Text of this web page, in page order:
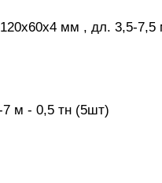
мм , дл. 3,5-
7 м - 0,5 тн (5шт)